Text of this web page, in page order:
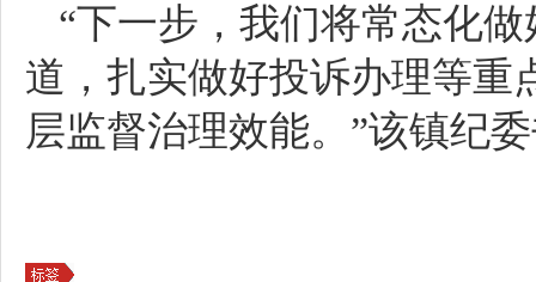
“下一步，我们将常态化
道，扎实做好投诉办理等重
层监督治理效能。”该镇纪